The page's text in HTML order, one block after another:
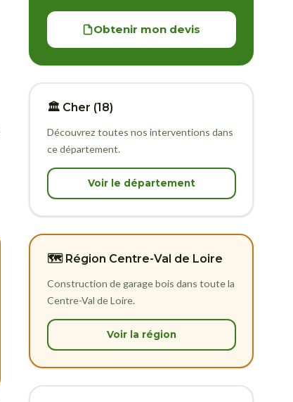
Obtenir mon devis
🏛️ Cher (18)
Découvrez toutes nos interventions dans
ce département.
Voir le département
🗺️ Région Centre-Val de Loire
Construction de garage bois dans toute la
Centre-Val de Loire.
Voir la région